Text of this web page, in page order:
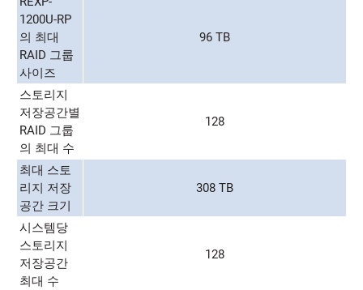
1200U-RP
의 최대
RAID 그룹
사이즈
96 TB
스토리지
저장공간별
RAID 그룹
의 최대 수
128
최대 스토
리지 저장
공간 크기
308 TB
시스템당
스토리지
저장공간
최대 수
128